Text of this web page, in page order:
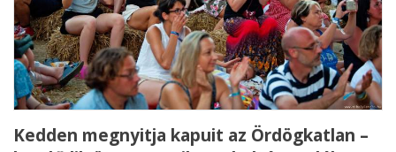
Kedden megnyitja kapuit az Ördögkatlan –